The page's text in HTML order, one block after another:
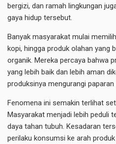
bergizi, dan ramah lingkungan
gaya hidup tersebut.
Banyak masyarakat mulai
kopi, hingga produk olahan yang
organik. Mereka percaya bahwa
yang lebih baik dan lebih aman
produksinya mengurangi
Fenomena ini semakin terlihat
Masyarakat menjadi lebih peduli
daya tahan tubuh. Kesadaran
perilaku konsumsi ke arah